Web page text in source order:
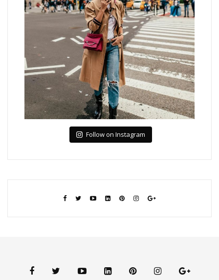
Follow on Instagram